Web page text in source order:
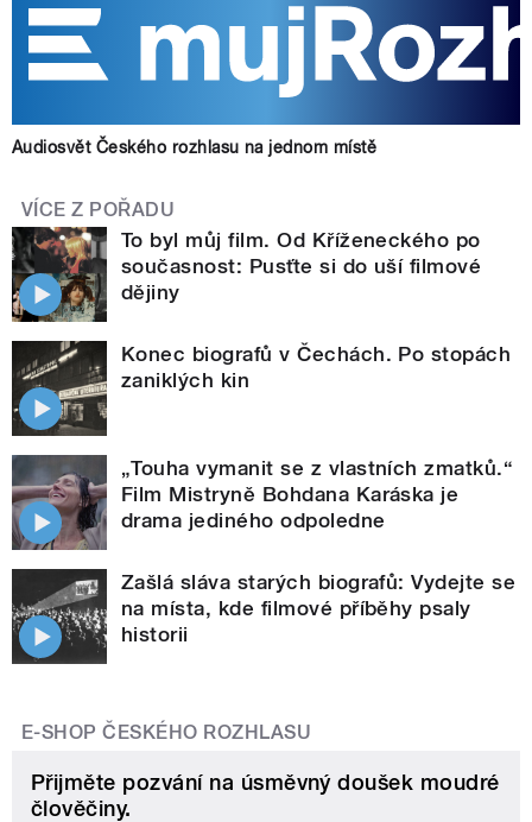
Audiosvět Českého rozhlasu na jednom místě
VÍCE Z POŘADU
To byl můj film. Od Kříženeckého po
současnost: Pusťte si do uší filmové
dějiny
Konec biografů v Čechách. Po stopách
zaniklých kin
„Touha vymanit se z vlastních zmatků.“
Film Mistryně Bohdana Karáska je
drama jediného odpoledne
Zašlá sláva starých biografů: Vydejte se
na místa, kde filmové příběhy psaly
historii
E-SHOP ČESKÉHO ROZHLASU
Přijměte pozvání na úsměvný doušek moudré
člověčiny.